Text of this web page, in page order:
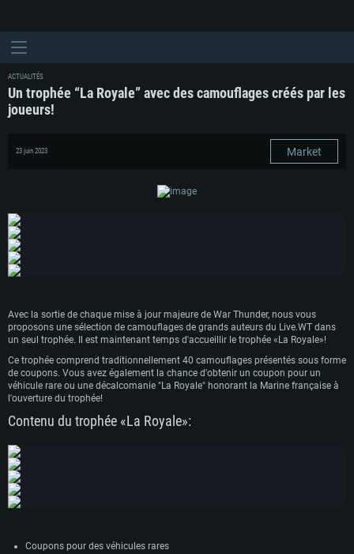
ACTUALITÉS
Un trophée “La Royale” avec des camouflages créés par les
joueurs!
23 juin 2023 Market
Avec la sortie de chaque mise à jour majeure de War Thunder, nous vous
proposons une sélection de camouflages de grands auteurs du Live.WT dans
un seul trophée. Il est maintenant temps d'accueillir le trophée «La Royale»!
Ce trophée comprend traditionnellement 40 camouflages présentés sous forme
de coupons. Vous avez également la chance d'obtenir un coupon pour un
véhicule rare ou une décalcomanie "La Royale" honorant la Marine française à
l'ouverture du trophée!
Contenu du trophée «La Royale»:
Coupons pour des véhicules rares